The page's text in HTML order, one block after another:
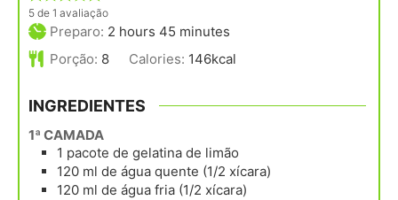
5 de 1 avaliação
Preparo: 2hours
hours 45minutes
minutes
Porção: 8 Calories: 146kcal
INGREDIENTES
1ª CAMADA
1 pacote de gelatina de limão
120 ml de água quente (1/2 xícara)
120 ml de água fria (1/2 xícara)